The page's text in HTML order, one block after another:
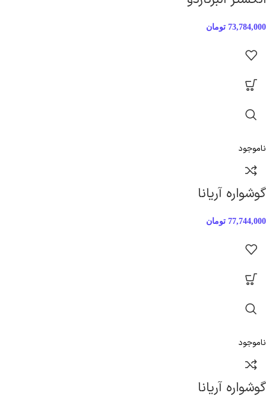
73,784,000 تومان
ناموجود
گوشواره آریانا
77,744,000 تومان
ناموجود
گوشواره آریانا